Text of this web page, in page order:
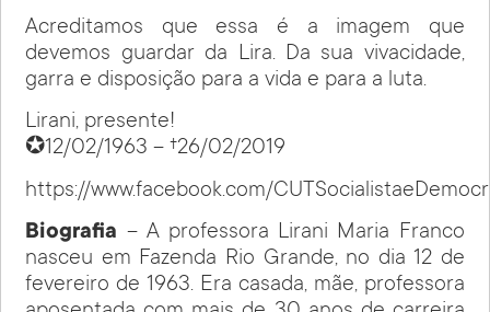
Acreditamos que essa é a imagem que
devemos guardar da Lira. Da sua vivacidade,
garra e disposição para a vida e para a luta.
Lirani, presente!
✪12/02/1963 – †26/02/2019
https://www.facebook.com/
Biografia – A professora Lirani Maria Franco
nasceu em Fazenda Rio Grande, no dia 12 de
fevereiro de 1963. Era casada, mãe, professora